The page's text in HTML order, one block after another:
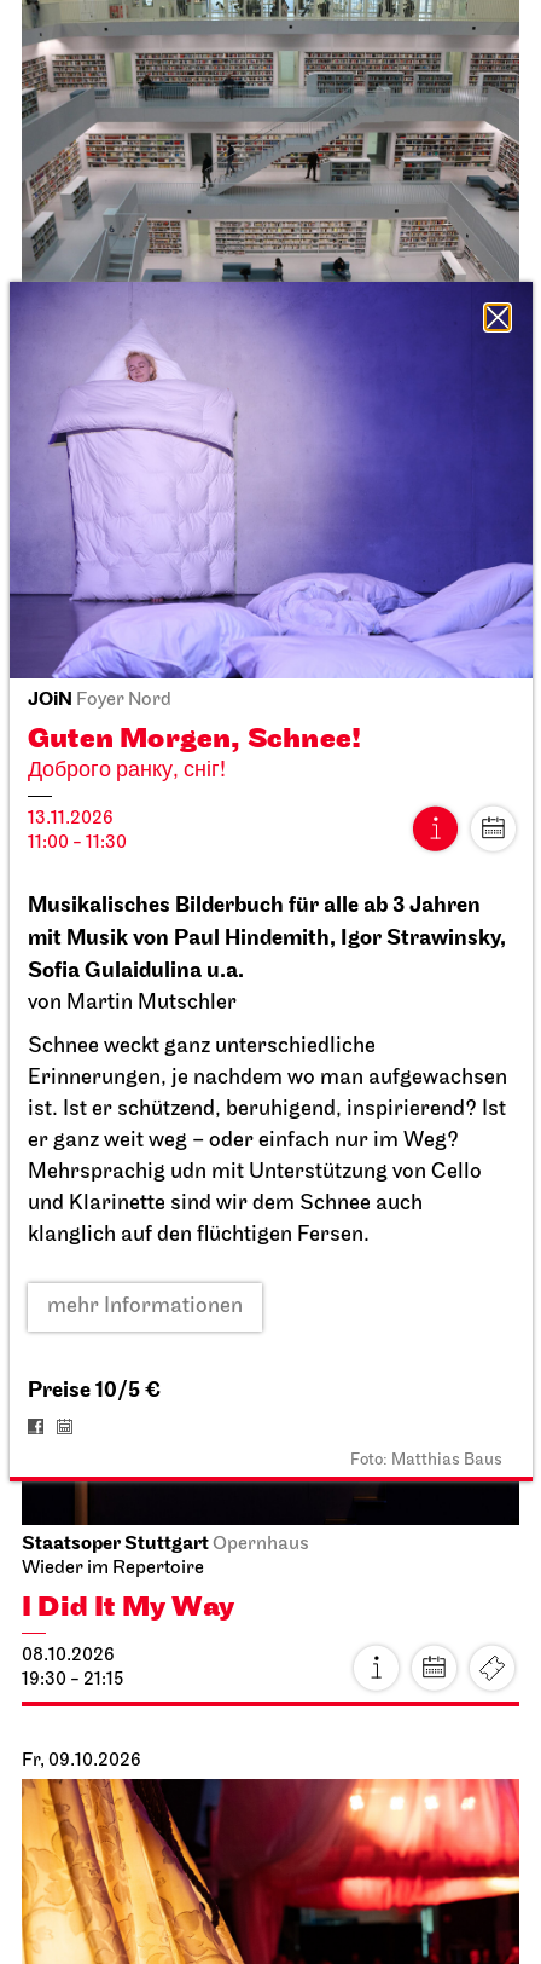
JOiN Foyer Nord
Guten Morgen, Schnee!
Доброго ранку, сніг!
13.11.2026
11:00 - 11:30
Musikalisches Bilderbuch für alle ab 3 Jahren
mit Musik von Paul Hindemith, Igor Strawinsky,
Sofia Gulaidulina u.a.
von Martin Mutschler
Schnee weckt ganz unterschiedliche
Erinnerungen, je nachdem wo man aufgewachsen
ist. Ist er schützend, beruhigend, inspirierend? Ist
er ganz weit weg – oder einfach nur im Weg?
Mehrsprachig udn mit Unterstützung von Cello
und Klarinette sind wir dem Schnee auch
klanglich auf den flüchtigen Fersen.
mehr Informationen
Preise 10/5 €
Foto: Matthias Baus
Staatsoper Stuttgart
Oper am Mittag
06.10.2026
13:00
Staatsoper Stuttgart Nebenraum Kantine
Libretti lesen
19:00 - 20:30
Do, 08.10.2026
Staatsoper StuttgartOpernhaus
Wieder im Repertoire
I Did It My Way
08.10.2026
19:30 - 21:15
Fr, 09.10.2026